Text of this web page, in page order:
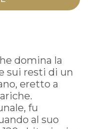
domina la
sui resti di un
eretto a
fu
al suo